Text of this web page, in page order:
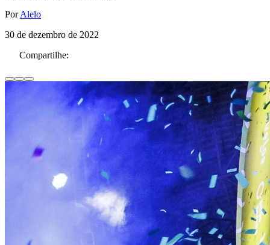
PorAlelo
30 de dezembro de 2022
Compartilhe: